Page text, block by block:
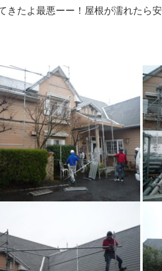
きたよ最悪ーー！屋根が濡れたら